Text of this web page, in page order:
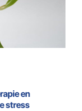
en
stress